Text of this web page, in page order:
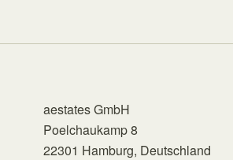
aestates GmbH
Poelchaukamp 8
22301 Hamburg, Deutschland